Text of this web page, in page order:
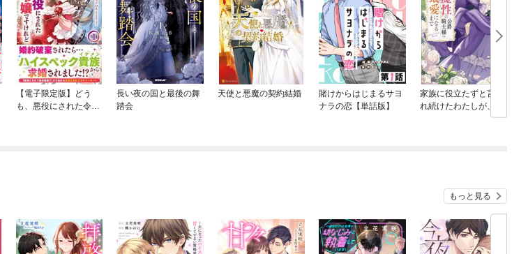
【電子限定版】どう
も、悪役にされた令嬢
長い夜の国と最後の舞
踏会
天使と悪魔の契約結婚
賭けからはじまるサヨ
ナラの恋【単話版】
家族に役立たずと言わ
れ続けたわたしが、魔
性の公爵騎士様の最愛
もっと見る